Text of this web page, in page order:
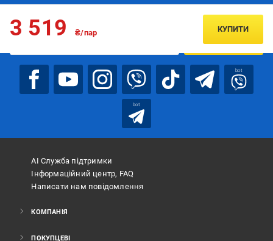
3 519 ₴/пар КУПИТИ
Підписуйтесь, щоб дізнаватись першим про акції та пропозиції
ПІДПИСАТИСЯ
bot
bot
АІ Служба підтримки
Інформаційний центр, FAQ
Написати нам повідомлення
КОМПАНІЯ
ПОКУПЦЕВІ